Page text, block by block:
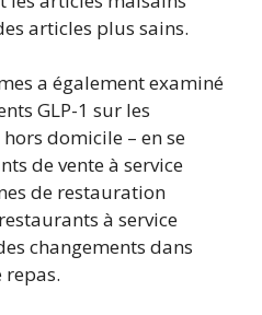
articles plus sains.
a également examiné
GLP-1 sur les
domicile – en se
de vente à service
de restauration
à service
changements dans
repas.